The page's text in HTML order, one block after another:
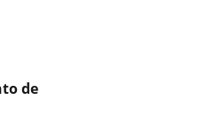
de